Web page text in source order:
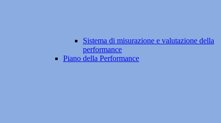
Sistema di misurazione e valutazione della
performance
Piano della Performance